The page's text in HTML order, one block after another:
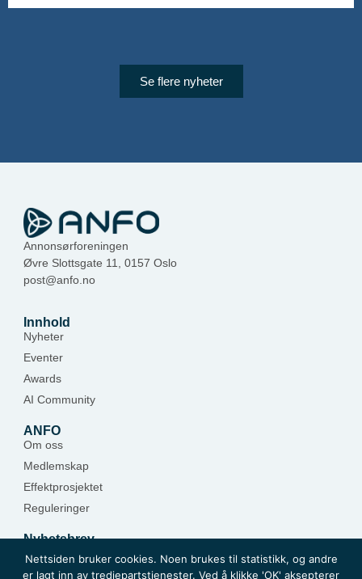
Se flere nyheter
Annonsørforeningen
Øvre Slottsgate 11, 0157 Oslo
post@anfo.no
Innhold
Nyheter
Eventer
Awards
AI Community
ANFO
Om oss
Medlemskap
Effektprosjektet
Reguleringer
Nyhetsbrev
Hold deg oppdatert — meld deg på.
Nettsiden bruker cookies. Noen brukes til statistikk, og andre
er lagt inn av tredjepartstjenester. Ved å klikke 'OK' aksepterer